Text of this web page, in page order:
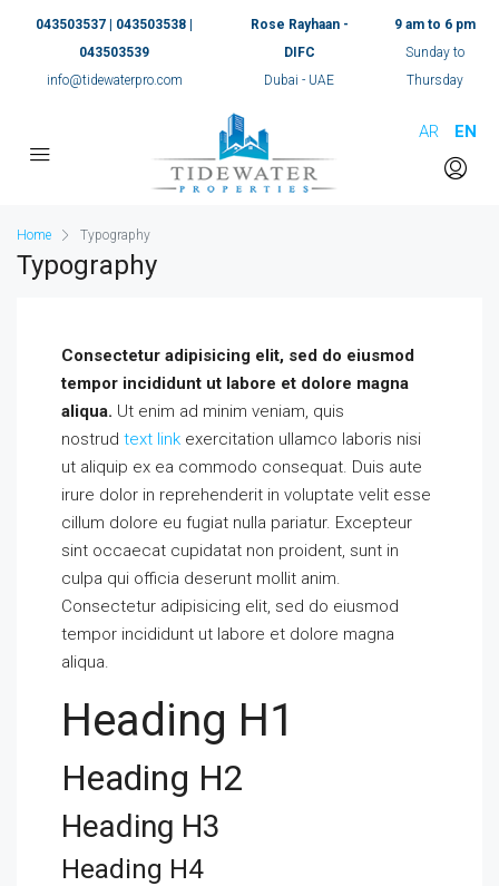
043503537 | 043503538 |
043503539
info@tidewaterpro.com
Rose Rayhaan -
DIFC
Dubai - UAE
9 am to 6 pm
Sunday to
Thursday
AR EN
Home Typography
Typography
Consectetur adipisicing elit, sed do eiusmod
tempor incididunt ut labore et dolore magna
aliqua. Ut enim ad minim veniam, quis
nostrud text link exercitation ullamco laboris nisi
ut aliquip ex ea commodo consequat. Duis aute
irure dolor in reprehenderit in voluptate velit esse
cillum dolore eu fugiat nulla pariatur. Excepteur
sint occaecat cupidatat non proident, sunt in
culpa qui officia deserunt mollit anim.
Consectetur adipisicing elit, sed do eiusmod
tempor incididunt ut labore et dolore magna
aliqua.
Heading H1
Heading H2
Heading H3
Heading H4